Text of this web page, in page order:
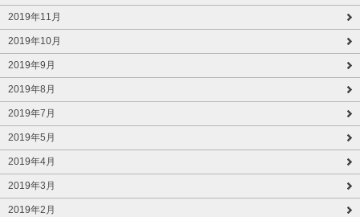
2019年11月
2019年10月
2019年9月
2019年8月
2019年7月
2019年5月
2019年4月
2019年3月
2019年2月